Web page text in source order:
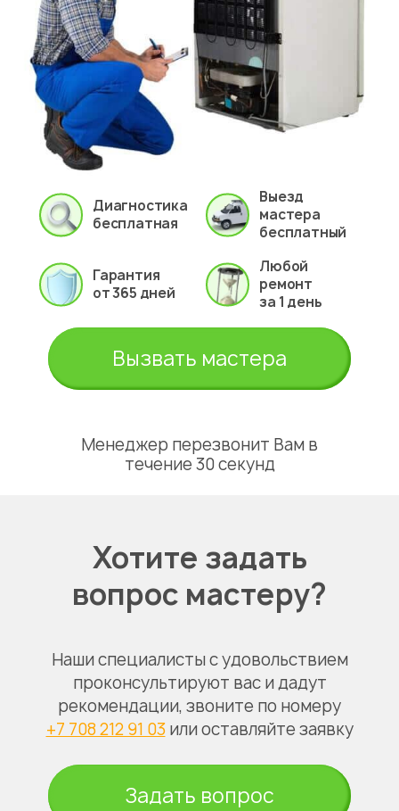
Диагностика
бесплатная
Выезд
мастера
бесплатный
Гарантия
от 365 дней
Любой
ремонт
за 1 день
Вызвать мастера
Менеджер перезвонит Вам в
течение 30 секунд
Хотите задать
вопрос мастеру?
Наши специалисты с удовольствием
проконсультируют вас и дадут
рекомендации, звоните по номеру
+7 708 212 91 03или оставляйте заявку
Задать вопрос